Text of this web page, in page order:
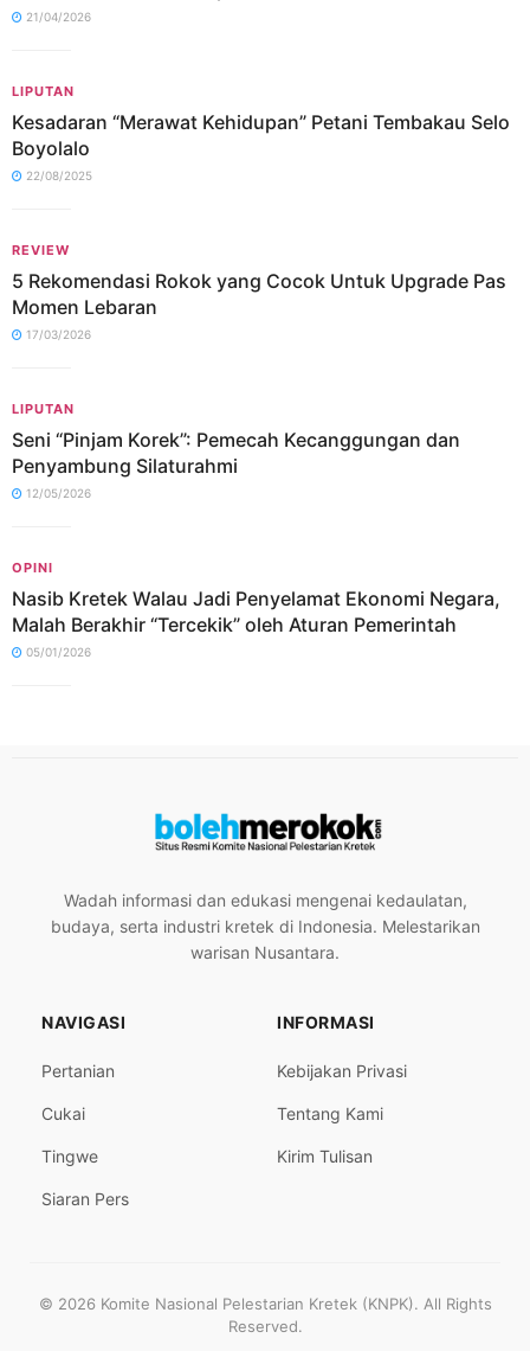
21/04/2026
LIPUTAN
Kesadaran “Merawat Kehidupan” Petani Tembakau Selo
Boyolalo
22/08/2025
REVIEW
5 Rekomendasi Rokok yang Cocok Untuk Upgrade Pas
Momen Lebaran
17/03/2026
LIPUTAN
Seni “Pinjam Korek”: Pemecah Kecanggungan dan
Penyambung Silaturahmi
12/05/2026
OPINI
Nasib Kretek Walau Jadi Penyelamat Ekonomi Negara,
Malah Berakhir “Tercekik” oleh Aturan Pemerintah
05/01/2026
Wadah informasi dan edukasi mengenai kedaulatan,
budaya, serta industri kretek di Indonesia. Melestarikan
warisan Nusantara.
NAVIGASI
Pertanian
Cukai
Tingwe
Siaran Pers
INFORMASI
Kebijakan Privasi
Tentang Kami
Kirim Tulisan
© 2026 Komite Nasional Pelestarian Kretek (KNPK). All Rights
Reserved.